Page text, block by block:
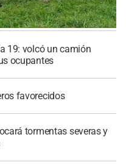
19: volcó un camión
ocupantes
favorecidos
tormentas severas y